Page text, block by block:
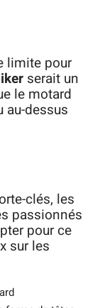
limite pour
serait un
le motard
au-dessus
clés, les
passionnés
pour ce
sur les